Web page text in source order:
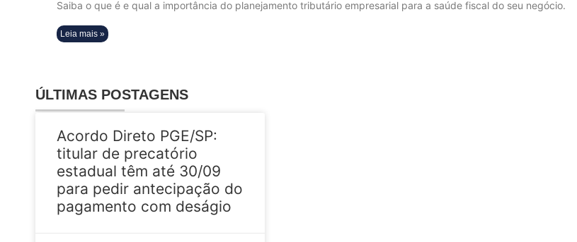
Saiba o que é e qual a importância do planejamento tributário empresarial para a saúde fiscal do seu negócio.
Leia mais »
ÚLTIMAS POSTAGENS
Acordo Direto PGE/SP:
titular de precatório
estadual têm até 30/09
para pedir antecipação do
pagamento com deságio